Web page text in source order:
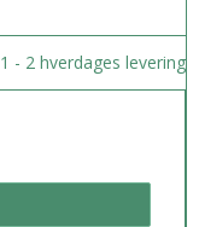
1 - 2 hverdages levering